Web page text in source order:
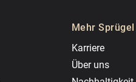
Mehr Sprügel
Karriere
Über uns